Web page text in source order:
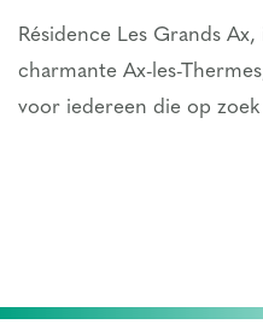
Résidence Les Grands
charmante Ax-les-
voor iedereen die op zoek